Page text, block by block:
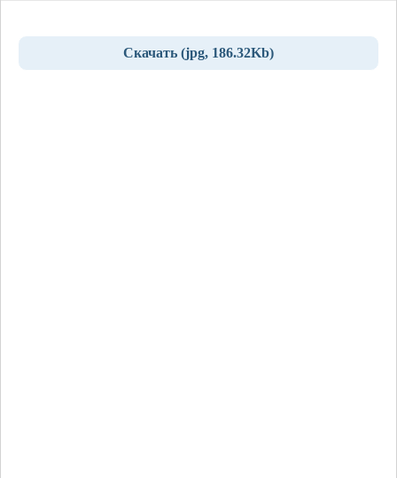
Скачать (jpg, 186.32Kb)